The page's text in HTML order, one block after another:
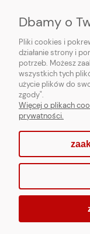
PARTNERZY
Dbamy o
Pliki cookies i
działanie strony i
potrzeb. Możesz
wszystkich tych
użycie plików do
zgody".
Więcej o plikach
prywatności.